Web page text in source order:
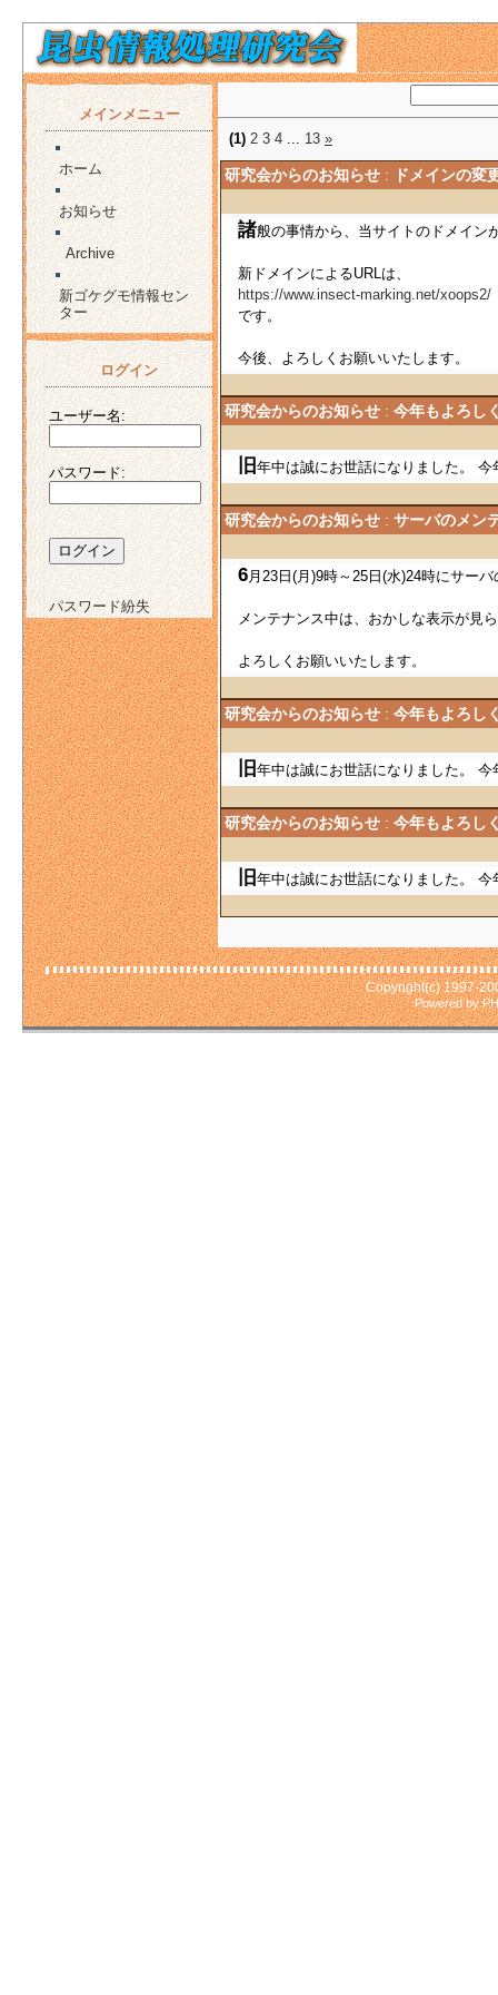
メインメニュー
ホーム
お知らせ
Archive
新ゴケグモ情報セン
ター
ログイン
パスワード紛失
(1) 2 3 ...13
研究会からのお知らせ : ドメインの
諸般の事情から、当サイトのドメイ
新ドメインによるURLは、
https://www.insect-marking.net/
です。
今後、よろしくお願いいたします。
研究会からのお知らせ:今年もよろ
旧年中は誠にお世話になりました。
研究会からのお知らせ:サーバのメ
6月23日(月)9時～25日(水)24時にサ
メンテナンス中は、おかしな表示が
よろしくお願いいたします。
研究会からのお知らせ:今年もよろ
旧年中は誠にお世話になりました。
研究会からのお知らせ:今年もよろ
旧 年中は誠にお世話になりました
Copyright(c) 1997-
Powered by